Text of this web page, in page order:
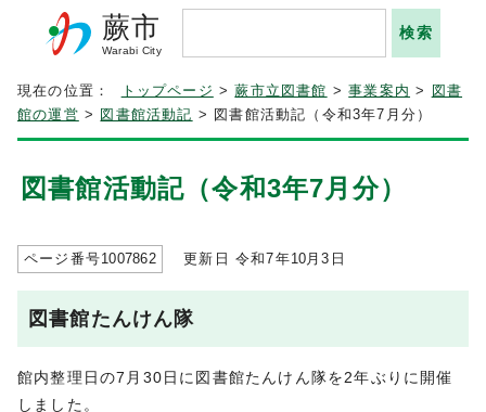
蕨市
Warabi City
現在の位置： トップページ > 蕨市立図書館 >事業案内 >
図書
館の運営 > 図書館活動記 > 図書館活動記（令和3年7月分）
図書館活動記（令和3年7月分）
ページ番号1007862 更新日 令和7年10月3日
図書館たんけん隊
館内整理日の7月30日に図書館たんけん隊を2年ぶりに開催
しました。